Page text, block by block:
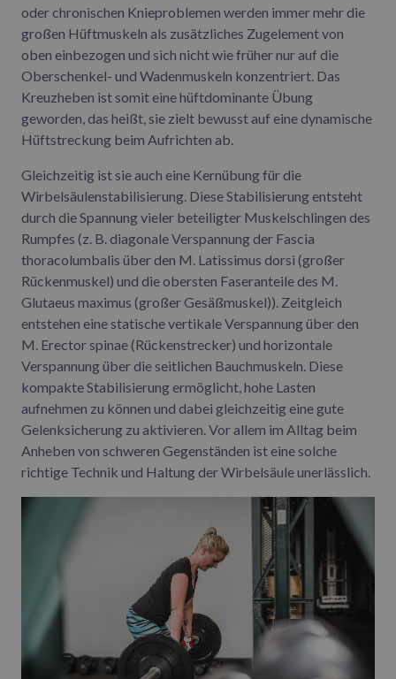
oder chronischen Knieproblemen werden immer mehr die
großen Hüftmuskeln als zusätzliches Zugelement von
oben einbezogen und sich nicht wie früher nur auf die
Oberschenkel- und Wadenmuskeln konzentriert. Das
Kreuzheben ist somit eine hüftdominante Übung
geworden, das heißt, sie zielt bewusst auf eine dynamische
Hüftstreckung beim Aufrichten ab.
Gleichzeitig ist sie auch eine Kernübung für die
Wirbelsäulenstabilisierung. Diese Stabilisierung entsteht
durch die Spannung vieler beteiligter Muskelschlingen des
Rumpfes (z. B. diagonale Verspannung der Fascia
thoracolumbalis über den M. Latissimus dorsi (großer
Rückenmuskel) und die obersten Faseranteile des M.
Glutaeus maximus (großer Gesäßmuskel)). Zeitgleich
entstehen eine statische vertikale Verspannung über den
M. Erector spinae (Rückenstrecker) und horizontale
Verspannung über die seitlichen Bauchmuskeln. Diese
kompakte Stabilisierung ermöglicht, hohe Lasten
aufnehmen zu können und dabei gleichzeitig eine gute
Gelenksicherung zu aktivieren. Vor allem im Alltag beim
Anheben von schweren Gegenständen ist eine solche
richtige Technik und Haltung der Wirbelsäule unerlässlich.